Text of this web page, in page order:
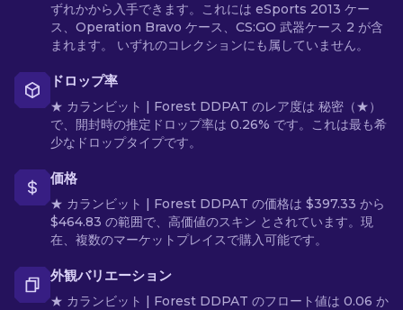
ずれかから入手できます。これには eSports 2013 ケー
ス、Operation Bravo ケース、CS:GO 武器ケース 2 が含
まれます。 いずれのコレクションにも属していません。
ドロップ率
★ カランビット | Forest DDPAT のレア度は 秘密（★）
で、開封時の推定ドロップ率は 0.26% です。これは最も希
少なドロップタイプです。
価格
★ カランビット | Forest DDPAT の価格は $397.33 から
$464.83 の範囲で、高価値のスキン とされています。現
在、複数のマーケットプレイスで購入可能です。
外観バリエーション
★ カランビット | Forest DDPAT のフロート値は 0.06 か